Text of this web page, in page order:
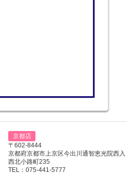
京都店
〒602-8444
京都府京都市上京区今出川通智恵光院西入
西北小路町235
TEL：075-441-5777